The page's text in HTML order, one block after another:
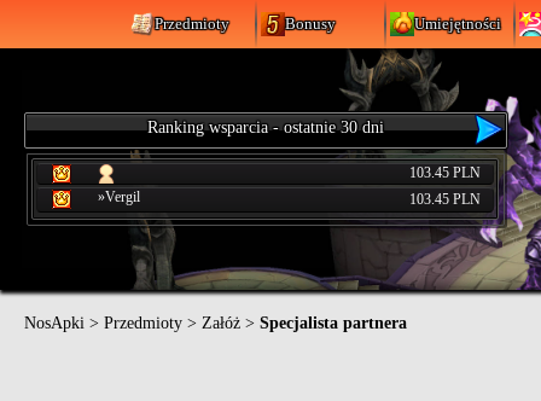
Przedmioty Bonusy Umiejętności
Ranking wsparcia - ostatnie 30 dni
103.45 PLN
»Vergil
103.45 PLN
NosApki > Przedmioty > Załóż > Specjalista partnera